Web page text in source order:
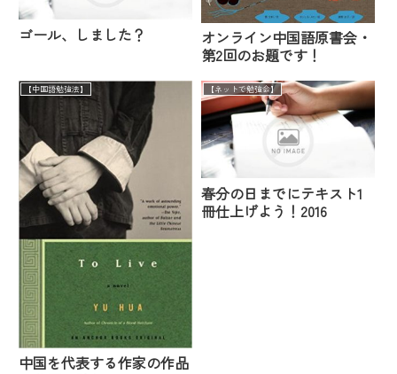
ゴール、しました？
オンライン中国語原書会・
第2回のお題です！
【中国語勉強法】
中国を代表する作家の作品
【ネットで勉強会】
春分の日までにテキスト1
冊仕上げよう！2016